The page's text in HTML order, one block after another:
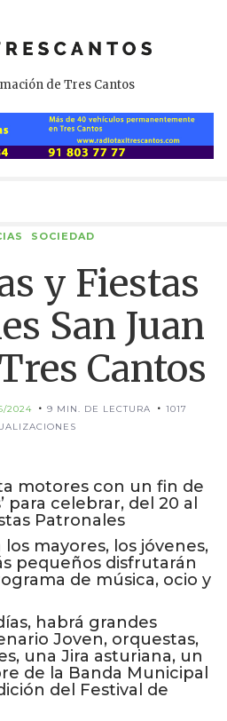
de Tres Cantos
SOCIEDAD
y Fiestas
San Juan
Cantos
2024 9 MIN. DE LECTURA
1017
motores con un fin de
para celebrar, del 20 al
Patronales
mayores, los jóvenes,
pequeños disfrutarán
de música, ocio y
habrá grandes
Joven, orquestas,
una Jira asturiana, un
de la Banda Municipal
del Festival de